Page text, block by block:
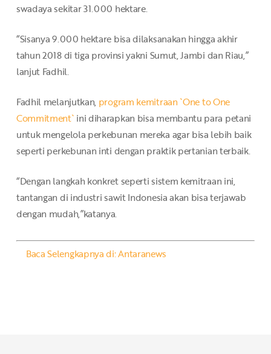
swadaya sekitar 31.000 hektare.
“Sisanya 9.000 hektare bisa dilaksanakan hingga akhir
tahun 2018 di tiga provinsi yakni Sumut, Jambi dan Riau,”
lanjut Fadhil.
Fadhil melanjutkan, program kemitraan `One to One
Commitment` ini diharapkan bisa membantu para petani
untuk mengelola perkebunan mereka agar bisa lebih baik
seperti perkebunan inti dengan praktik pertanian terbaik.
“Dengan langkah konkret seperti sistem kemitraan ini,
tantangan di industri sawit Indonesia akan bisa terjawab
dengan mudah,”katanya.
Baca Selengkapnya di: Antaranews